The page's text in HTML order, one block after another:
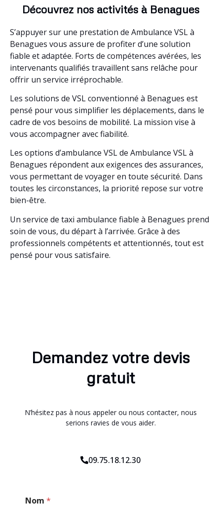
Découvrez nos activités à Benagues
S’appuyer sur une prestation de Ambulance VSL à
Benagues vous assure de profiter d’une solution
fiable et adaptée. Forts de compétences avérées, les
intervenants qualifiés travaillent sans relâche pour
offrir un service irréprochable.
Les solutions de VSL conventionné à Benagues est
pensé pour vous simplifier les déplacements, dans le
cadre de vos besoins de mobilité. La mission vise à
vous accompagner avec fiabilité.
Les options d’ambulance VSL de Ambulance VSL à
Benagues répondent aux exigences des assurances,
vous permettant de voyager en toute sécurité. Dans
toutes les circonstances, la priorité repose sur votre
bien-être.
Un service de taxi ambulance fiable à Benagues prend
soin de vous, du départ à l’arrivée. Grâce à des
professionnels compétents et attentionnés, tout est
pensé pour vous satisfaire.
Demandez votre devis
gratuit
N’hésitez pas à nous appeler ou nous contacter, nous
serions ravies de vous aider.
09.75.18.12.30
Nom *